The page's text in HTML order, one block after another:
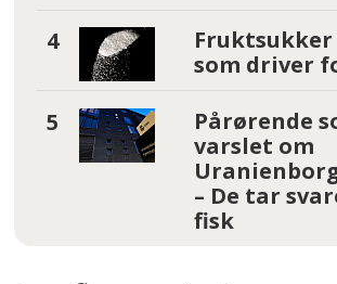
som driver
Pårørende
varslet om
– De tar
fisk